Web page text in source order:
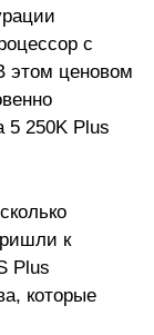
с
этом ценовом
5 250K Plus
к
Plus
которые